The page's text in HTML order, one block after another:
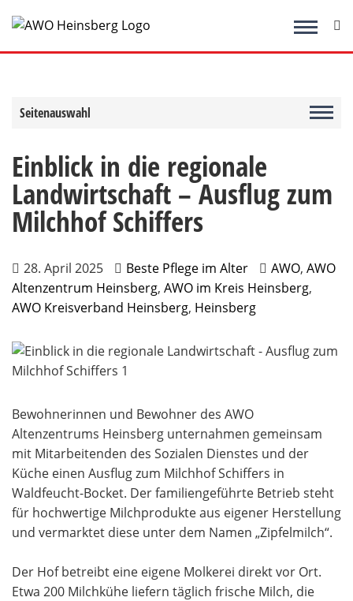
Inhalt
springen
Seitenauswahl
Einblick in die regionale
Landwirtschaft – Ausflug zum
Milchhof Schiffers
28. April 2025 Beste Pflege im Alter AWO, AWO
Altenzentrum Heinsberg, AWO im Kreis Heinsberg,
AWO Kreisverband Heinsberg, Heinsberg
Bewohnerinnen und Bewohner des AWO
Altenzentrums Heinsberg unternahmen gemeinsam
mit Mitarbeitenden des Sozialen Dienstes und der
Küche einen Ausflug zum Milchhof Schiffers in
Waldfeucht-Bocket. Der familiengeführte Betrieb steht
für hochwertige Milchprodukte aus eigener Herstellung
und vermarktet diese unter dem Namen „Zipfelmilch“.
Der Hof betreibt eine eigene Molkerei direkt vor Ort.
Etwa 200 Milchkühe liefern täglich frische Milch, die